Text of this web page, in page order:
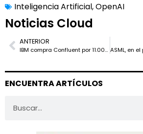
Inteligencia Artificial,OpenAI
Noticias Cloud
ANTERIOR
IBM compra Confluent por 11.000 millones: así quiere construir la “plataforma de datos inteligente” para la era de la IA generativa
ENCUENTRA ARTÍCULOS